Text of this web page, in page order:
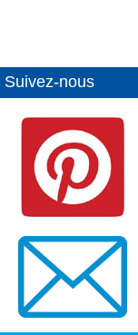
Suivez-nous